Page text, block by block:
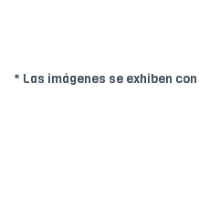
* Las imágenes se exhiben